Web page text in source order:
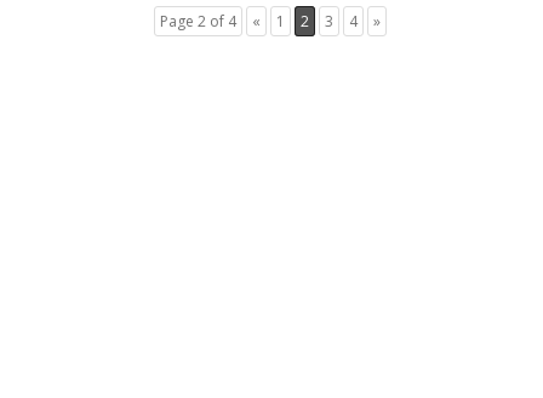
Page 2 of 4 « 1 2 3 4 »